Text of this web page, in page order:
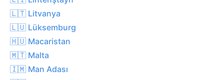
🇱🇹 Litvanya
🇱🇺 Lüksemburg
🇭🇺 Macaristan
🇲🇹 Malta
🇮🇲 Man Adası